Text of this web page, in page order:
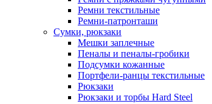
Ремни текстильные
Ремни-патронташи
Сумки, рюкзаки
Мешки заплечные
Пеналы и пеналы-гробики
Подсумки кожанные
Портфели-ранцы текстильные
Рюкзаки
Рюкзаки и торбы Hard Steel